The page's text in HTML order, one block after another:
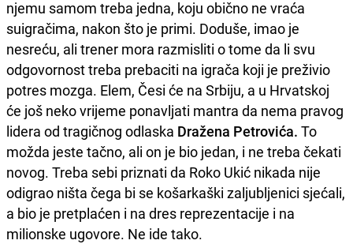
njemu samom treba jedna, koju obično ne vraća
suigračima, nakon što je primi. Doduše, imao je
nesreću, ali trener mora razmisliti o tome da li svu
odgovornost treba prebaciti na igrača koji je preživio
potres mozga. Elem, Česi će na Srbiju, a u Hrvatskoj
će još neko vrijeme ponavljati mantra da nema pravog
lidera od tragičnog odlaska Dražena Petrovića. To
možda jeste tačno, ali on je bio jedan, i ne treba čekati
novog. Treba sebi priznati da Roko Ukić nikada nije
odigrao ništa čega bi se košarkaški zaljubljenici sjećali,
a bio je pretplaćen i na dres reprezentacije i na
milionske ugovore. Ne ide tako.